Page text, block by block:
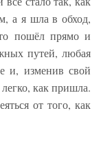
а я шла в обход,
пошёл прямо и
путей, любая
и, изменив свой
как пришла.
от того, как